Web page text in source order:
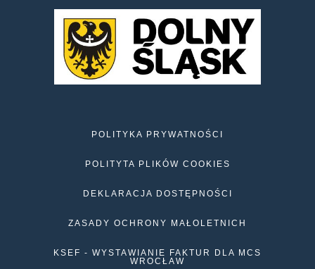
POLITYKA PRYWATNOŚCI
POLITYTA PLIKÓW COOKIES
DEKLARACJA DOSTĘPNOŚCI
ZASADY OCHRONY MAŁOLETNICH
KSEF - WYSTAWIANIE FAKTUR DLA MCS
WROCŁAW